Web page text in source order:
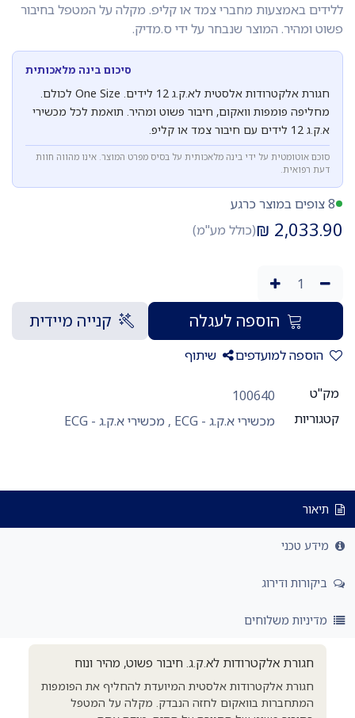
ללידים באמצעות מחברי צמד או קליפ. מקלה על המטפל בחיבור
פשוט ומהיר. המוצר שנבחר על ידי ס.מדיק.
סיכום בינה מלאכותית
חגורת אלקטרודות אלסטית לא.ק.ג 12 לידים. One Size לכולם.
מחליפה פומפות וואקום, חיבור פשוט ומהיר. תואמת לכל מכשירי
א.ק.ג 12 לידים עם חיבור צמד או קליפ.
סוכם אוטומטית על ידי בינה מלאכותית על בסיס מפרט המוצר. אינו מהווה חוות
דעת רפואית.
8 צופים במוצר כרגע
2,033.90
₪(כולל מע"מ)
הוספה לעגלה קנייה מיידית
הוספה למועדפים שיתוף
מק"ט
100640
קטגוריות
מכשירי א.ק.ג - ECG , מכשירי א.ק.ג - ECG
תיאור
מידע טכני
ביקורות ודירוג
מדיניות משלוחים
חגורת אלקטרודות לא.ק.ג. חיבור פשוט, מהיר ונוח
חגורת אלקטרודות אלסטית המיועדת להחליף את הפומפות
המתחברות בוואקום לחזה הנבדק. מקלה על המטפל